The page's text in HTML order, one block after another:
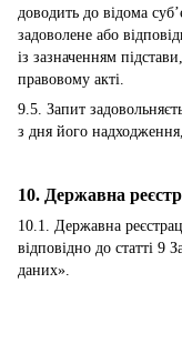
доводить до відома
задоволене або
із зазначенням
правовому акті.
9.5. Запит
з дня його
10. Державна
10.1. Державна
відповідно до статті 9
даних».